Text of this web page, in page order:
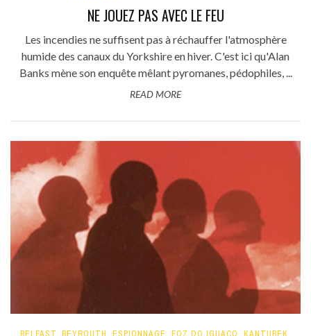
NE JOUEZ PAS AVEC LE FEU
Les incendies ne suffisent pas à réchauffer l'atmosphère
humide des canaux du Yorkshire en hiver. C'est ici qu'Alan
Banks mène son enquête mêlant pyromanes, pédophiles, ...
READ MORE